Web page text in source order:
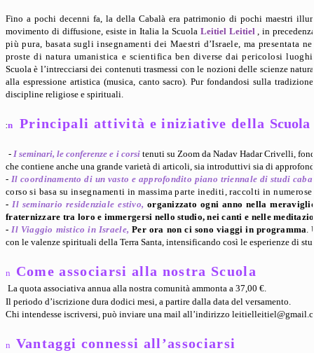
Fino a pochi decenni fa, la della Cabalà era patrimonio di pochi maestri
movimento di diffusione, esiste in Italia la ScuolaLeitiel Leitiel, in
più pura, basata sugli insegnamenti dei Maestri d’Israele, ma presentata
proste di natura umanistica e scientifica ben diverse dai pericolosi
Scuola è l’intrecciarsi dei contenuti trasmessi con le nozioni delle scienze
alla espressione artistica (musica, canto sacro). Pur fondandosi sulla
discipline religiose e spirituali.
:n Principali attività e iniziative della Scuola
- I seminari, le conferenze e i corsi tenuti su Zoom da Nadav Hadar Crivelli,
che contiene anche una grande varietà di articoli, sia introduttivi sia di
- Il coordinamento di un vasto e approfondito piano triennale di studi
corso si basa su insegnamenti in massima parte inediti, raccolti in
- Il seminario residenziale estivo, organizzato ogni anno nella
fraternizzare tra loro e immergersi nello studio, nei canti e nelle
- Il Viaggio mistico in Israele, Per ora non ci sono viaggi in programma
con le valenze spirituali della Terra Santa, intensificando così le esperienze di
n Come associarsi alla nostra Scuola
La quota associativa annua alla nostra comunità ammonta a 37,00 €.
Il periodo d’iscrizione dura dodici mesi, a partire dalla data del versamento.
Chi intendesse iscriversi, può inviare una mail all’indirizzo
n Vantaggi connessi all’associarsi